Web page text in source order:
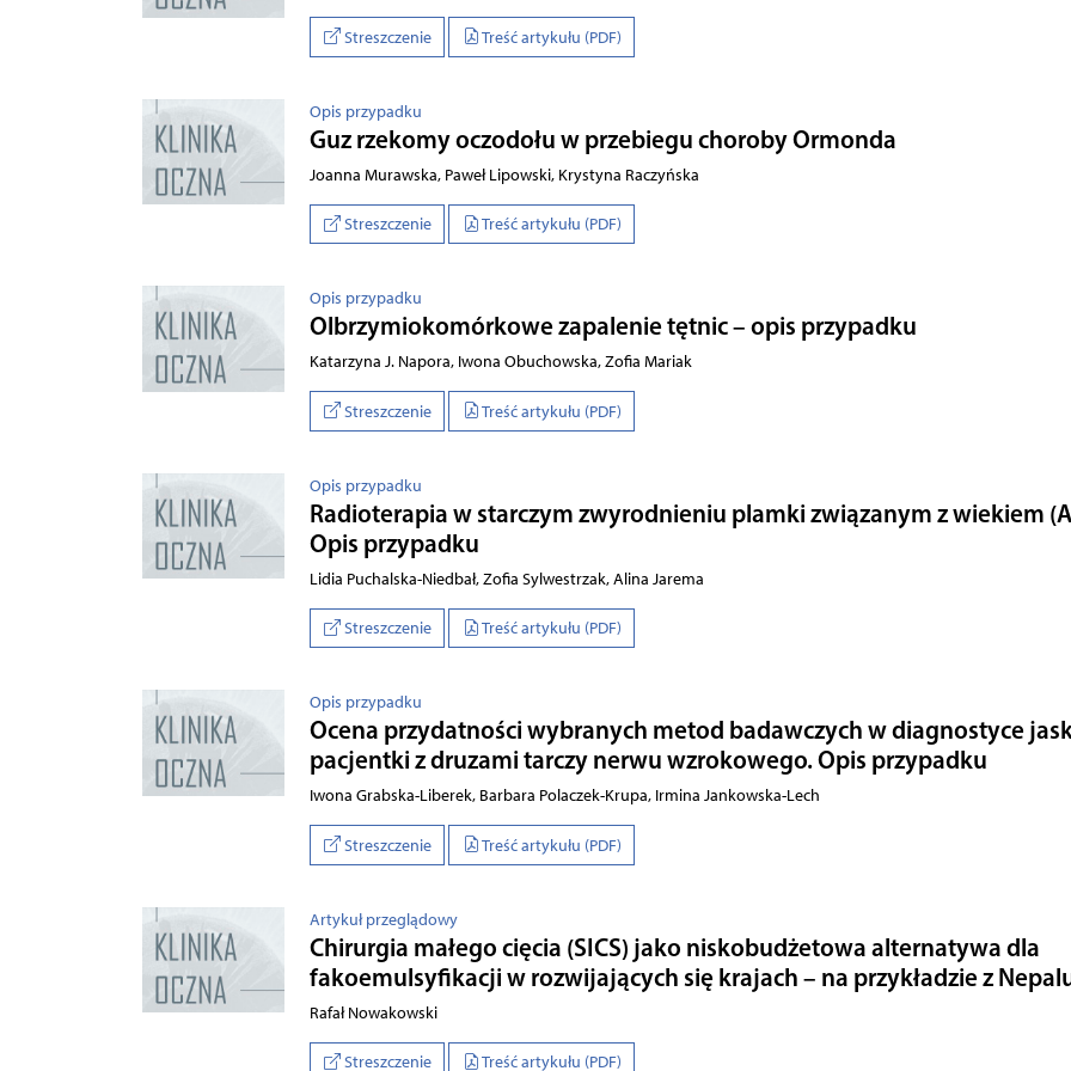
Streszczenie Treść artykułu (PDF)
Opis przypadku
Guz rzekomy oczodołu w przebiegu choroby Ormonda
Joanna Murawska, Paweł Lipowski, Krystyna Raczyńska
Streszczenie Treść artykułu (PDF)
Opis przypadku
Olbrzymiokomórkowe zapalenie tętnic – opis przypadku
Katarzyna J. Napora, Iwona Obuchowska, Zofia Mariak
Streszczenie Treść artykułu (PDF)
Opis przypadku
Radioterapia w starczym zwyrodnieniu plamki związanym z wiekiem
Opis przypadku
Lidia Puchalska-Niedbał, Zofia Sylwestrzak, Alina Jarema
Streszczenie Treść artykułu (PDF)
Opis przypadku
Ocena przydatności wybranych metod badawczych w diagnostyce
pacjentki z druzami tarczy nerwu wzrokowego. Opis przypadku
Iwona Grabska-Liberek, Barbara Polaczek-Krupa, Irmina Jankowska-Lech
Streszczenie Treść artykułu (PDF)
Artykuł przeglądowy
Chirurgia małego cięcia (SICS) jako niskobudżetowa alternatywa dla
fakoemulsyfikacji w rozwijających się krajach – na przykładzie z
Rafał Nowakowski
Streszczenie Treść artykułu (PDF)